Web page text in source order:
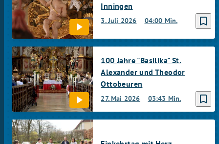
bookmark_border
3. Juli 2026 04:00 Min.
Inningen
bookmark_border
27. Mai 2026 03:43 Min.
100 Jahre "Basilika" St.
Alexander und Theodor
Ottobeuren